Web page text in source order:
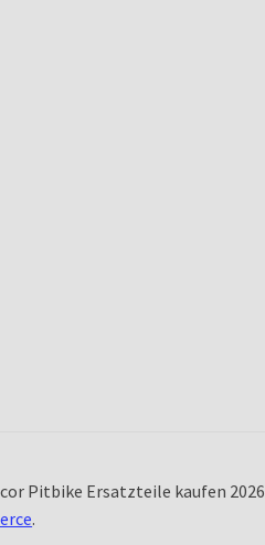
Pitbike Ersatzteile kaufen 2026
.